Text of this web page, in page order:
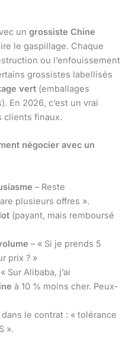
un grossiste Chine
le gaspillage. Chaque
ou l’enfouissement
grossistes labellisés
vert (emballages
En 2026, c’est un vrai
clients finaux.
négocier avec un
– Reste
plusieurs offres ».
(payant, mais remboursé
– « Si je prends 5
prix ? »
Sur Alibaba, j’ai
à 10 % moins cher. Peux-
dans le contrat : « tolérance
».